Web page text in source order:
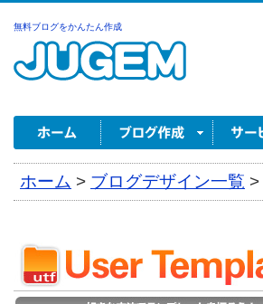
無料ブログをかんたん作成
ホーム > ブログデザイン一覧 >